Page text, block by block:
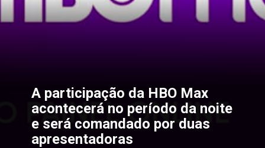
A participação da HBO Max
acontecerá no período da noite
e será comandado por duas
apresentadoras